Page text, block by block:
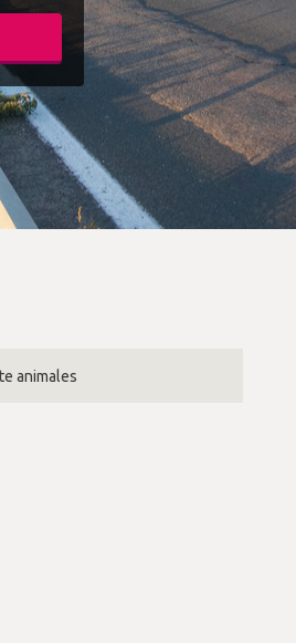
animales